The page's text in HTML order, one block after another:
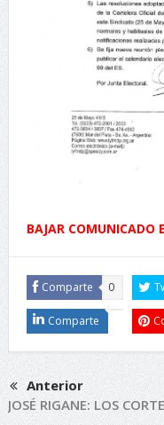
BAJAR COMUNICADO
Comparte 0
Comparte
Anterior
JOSÉ RIGANE: LOS